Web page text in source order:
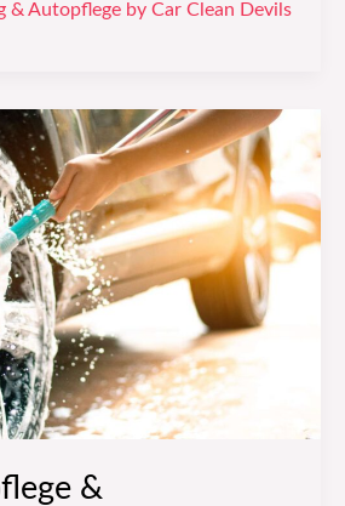
& Autopflege by Car Clean Devils
&